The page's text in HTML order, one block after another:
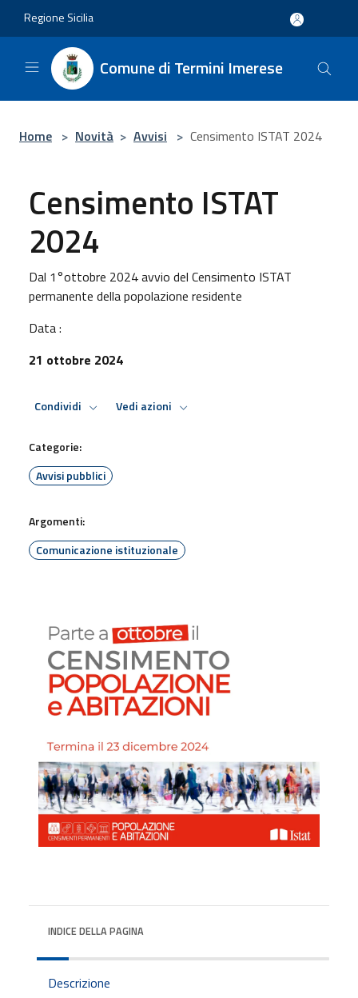
Regione Sicilia
Comune di Termini Imerese
Home > Novità > Avvisi > Censimento ISTAT 2024
Censimento ISTAT
2024
Dal 1°ottobre 2024 avvio del Censimento ISTAT
permanente della popolazione residente
Data :
21 ottobre 2024
Condividi Vedi azioni
Categorie:
Avvisi pubblici
Argomenti:
Comunicazione istituzionale
INDICE DELLA PAGINA
Descrizione